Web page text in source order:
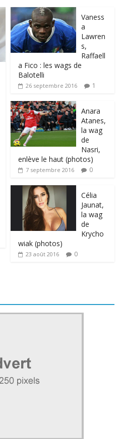
Vaness
a
Lawren
s,
Raffaell
a Fico : les wags de
Balotelli
26 septembre 2016 1
Anara
Atanes,
la wag
de
Nasri,
enlève le haut (photos)
7 septembre 2016 0
Célia
Jaunat,
la wag
de
Krycho
wiak (photos)
23 août 2016 0